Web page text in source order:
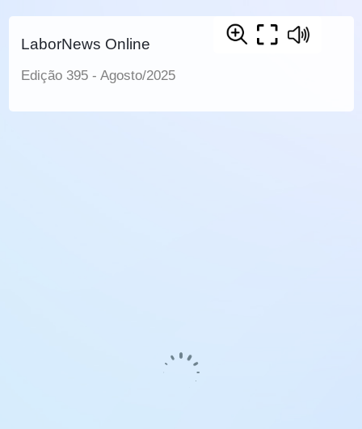
LaborNews Online
Edição 395 - Agosto/2025